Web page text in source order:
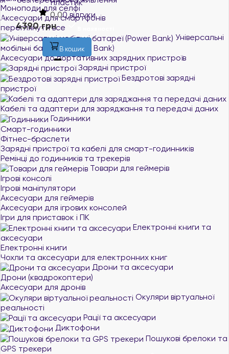
Моноподи для селфі
Аксесуари для смартфонів
переглянути все
Універсальні
мобільні батареї (Power Bank)
Аксесуари до портативних зарядних пристроїв
Зарядні пристрої
Бездротові зарядні
пристрої
Кабелі та адаптери для заряджання та передачі даних
Годинники
Смарт-годинники
Фітнес-браслети
Зарядні пристрої та кабелі для смарт-годинників
Ремінці до годинників та трекерів
Товари для геймерів
Ігрові консолі
Ігрові маніпулятори
Аксесуари для геймерів
Аксесуари для ігрових консолей
Ігри для приставок і ПК
Електронні книги та
аксесуари
Електронні книги
Чохли та аксесуари для електронних книг
Дрони та аксесуари
Дрони (квадрокоптери)
Аксесуари для дронів
Окуляри віртуальної
реальності
Рації та аксесуари
Диктофони
Пошукові брелоки та
GPS трекери
пластик
0.00 відгуки
4390 грн
В кошик